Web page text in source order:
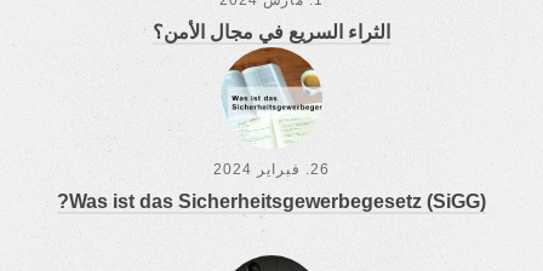
الثراء السريع في مجال الأمن؟
26. فبراير 2024
Was ist das Sicher­heits­ge­wer­be­ge­setz (SiGG)?